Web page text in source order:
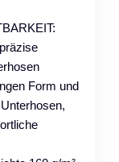
Form und